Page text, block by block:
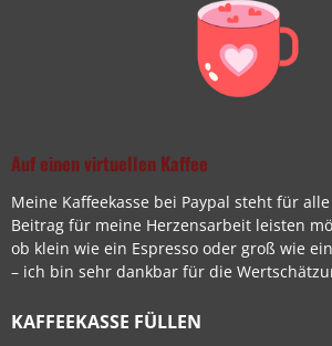
Auf einen virtuellen Kaffee
Meine Kaffeekasse bei Paypal steht für
Beitrag für meine Herzensarbeit leisten
ob klein wie ein Espresso oder groß wie
– ich bin sehr dankbar für die
KAFFEEKASSE FÜLLEN